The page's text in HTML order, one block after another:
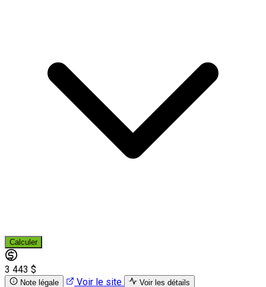
Calculer
3 443 $
Note légale Voir le site Voir les détails